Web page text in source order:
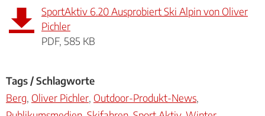
SportAktiv 6.20 Ausprobiert Ski Alpin von Oliver
Pichler
PDF, 585 KB
Tags / Schlagworte
Berg, Oliver Pichler, Outdoor-Produkt-News,